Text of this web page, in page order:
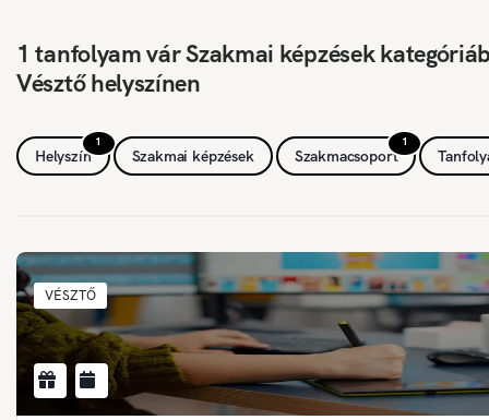
1 tanfolyam vár Szakmai képzések
Vésztő helyszínen
1
Helyszín Szakmai képzések
1
Szakmacsoport
VÉSZTŐ